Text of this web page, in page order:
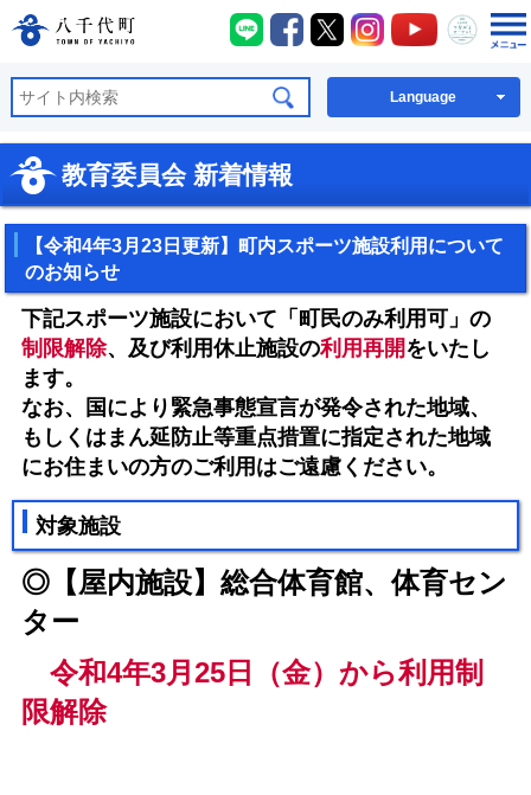
八千代町公式ホームページ
八千代町LINE
八千代町Facebook
八千代町X八千代町Instagram
八千代町
八千
Language
教育委員会 新着情報
【令和4年3月23日更新】町内スポーツ施設利用について
のお知らせ
下記スポーツ施設において「町民のみ利用可」の
制限解除、及び利用休止施設の利用再開をいたし
ます。
なお、国により緊急事態宣言が発令された地域、
もしくはまん延防止等重点措置に指定された地域
にお住まいの方のご利用はご遠慮ください。
対象施設
◎【屋内施設】総合体育館、体育セン
ター
令和4年3月25日（金）から利用制
限解除